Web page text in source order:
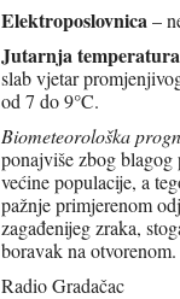
Elektroposlovnica–
Jutarnja temperatura
slab vjetar
od 7 do 9°C.
Biometeorološka
ponajviše zbog blagog
većine populacije, a
pažnje primjerenom
zagađenijeg zraka,
boravak na
Radio Gradačac